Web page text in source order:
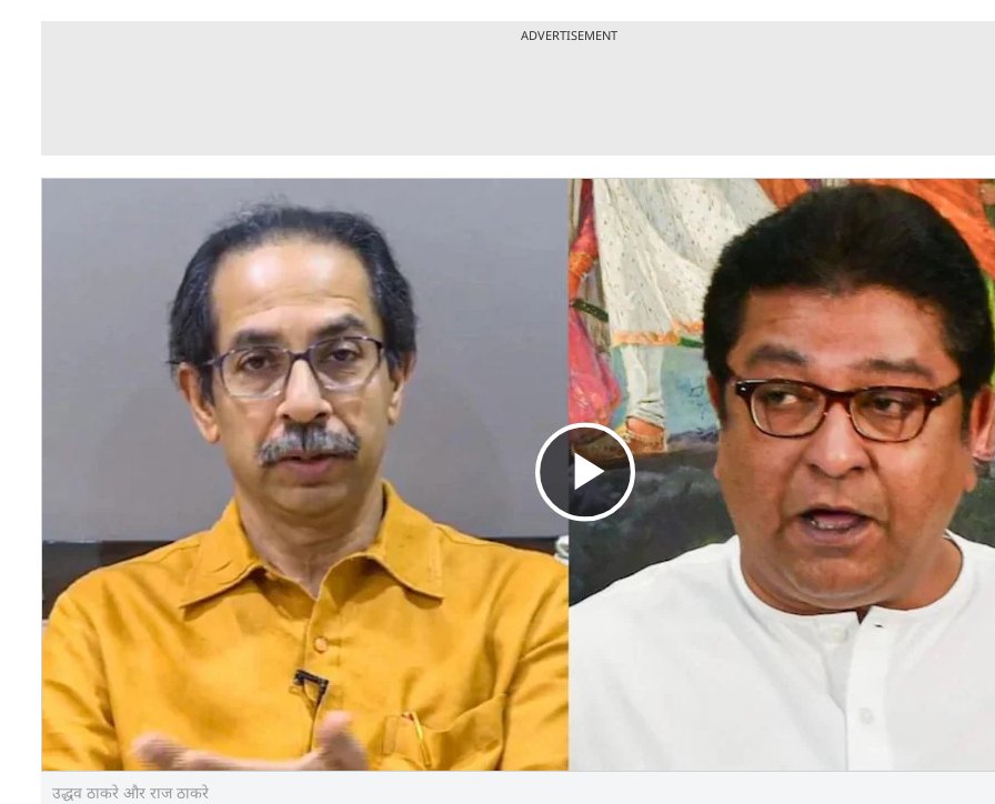
ADVERTISEMENT
उद्धव ठाकरे और राज ठाकरे